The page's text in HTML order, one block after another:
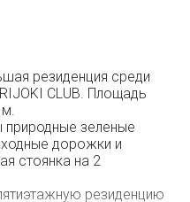
резиденция среди
CLUB. Площадь
природные зеленые
дорожки и
стоянка на 2
резиденцию